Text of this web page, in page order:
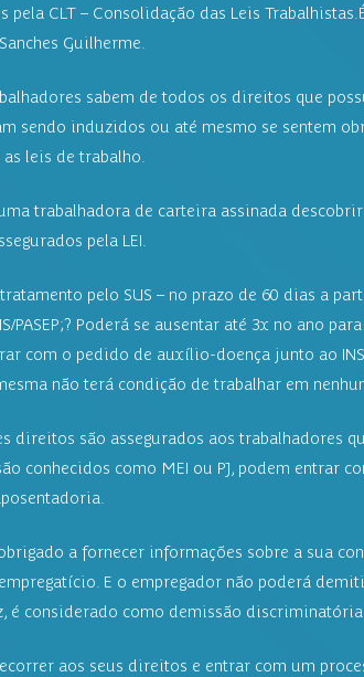
pela CLT – Consolidação das Leis
Guilherme.
sabem de todos os direitos que
sendo induzidos ou até mesmo se sentem
leis de trabalho.
trabalhadora de carteira assinada
pela LEI.
pelo SUS – no prazo de 60 dias a
PASEP;? Poderá se ausentar até 3x no ano
com o pedido de auxílio-doença junto ao
não terá condição de trabalhar em
direitos são assegurados aos trabalhadores
conhecidos como MEI ou PJ, podem entrar
a fornecer informações sobre a sua
E o empregador não poderá
é considerado como demissão discriminatória.
aos seus direitos e entrar com um